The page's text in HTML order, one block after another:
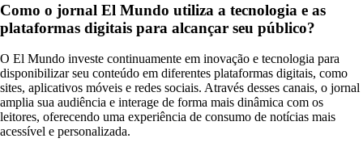
Como o jornal El Mundo utiliza a tecnologia e as
plataformas digitais para alcançar seu público?
O El Mundo investe continuamente em inovação e tecnologia para
disponibilizar seu conteúdo em diferentes plataformas digitais, como
sites, aplicativos móveis e redes sociais. Através desses canais, o jornal
amplia sua audiência e interage de forma mais dinâmica com os
leitores, oferecendo uma experiência de consumo de notícias mais
acessível e personalizada.